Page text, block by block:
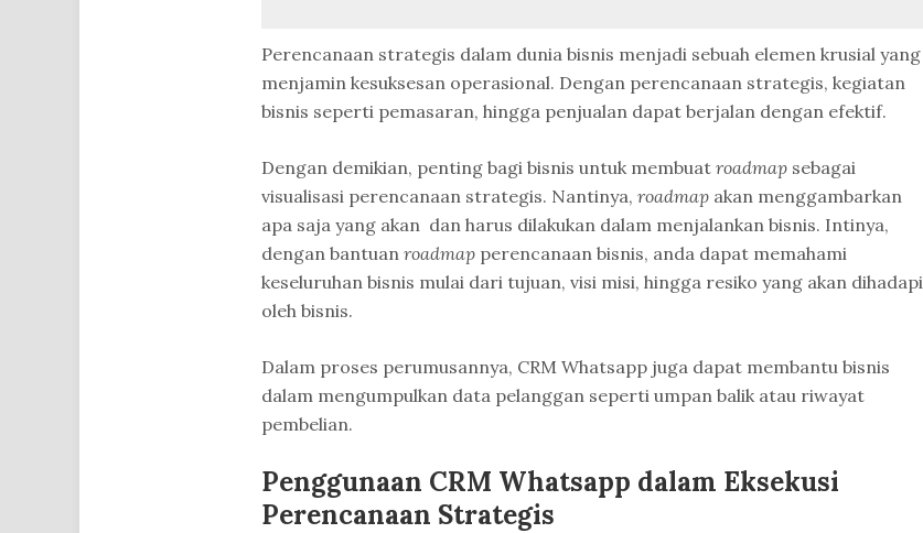
Perencanaan strategis dalam dunia bisnis menjadi sebuah elemen krusial yang
menjamin kesuksesan operasional. Dengan perencanaan strategis, kegiatan
bisnis seperti pemasaran, hingga penjualan dapat berjalan dengan efektif.
Dengan demikian, penting bagi bisnis untuk membuat roadmap sebagai
visualisasi perencanaan strategis. Nantinya, roadmap akan menggambarkan
apa saja yang akan dan harus dilakukan dalam menjalankan bisnis. Intinya,
dengan bantuan roadmap perencanaan bisnis, anda dapat memahami
keseluruhan bisnis mulai dari tujuan, visi misi, hingga resiko yang akan dihadapi
oleh bisnis.
Dalam proses perumusannya, CRM Whatsapp juga dapat membantu bisnis
dalam mengumpulkan data pelanggan seperti umpan balik atau riwayat
pembelian.
Penggunaan CRM Whatsapp dalam Eksekusi
Perencanaan Strategis